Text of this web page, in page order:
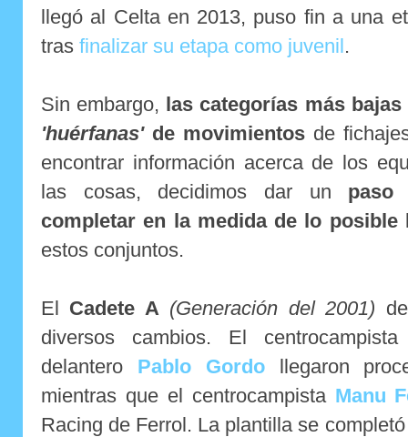
llegó al Celta en 2013, puso fin a una
tras finalizar su etapa como juvenil .
Sin embargo, las categorías más
'huérfanas'de movimientos de
encontrar información acerca de los
las cosas, decidimos dar un paso
completar en la medida de lo posible
estos conjuntos.
El Cadete A (Generación del 2001)
diversos cambios. El
delantero Pablo Gordollegaron
mientras que el centrocampista Manu
Racing de Ferrol. La plantilla se